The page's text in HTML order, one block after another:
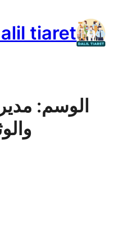
إلى
المحتوى
tiaret
الوسم: